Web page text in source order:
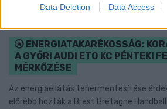
Data Deletion Data Access
ENERGIATAKARÉKOSSÁG:
A GYŐRI AUDI ETO KC PÉNTEKI
MÉRKŐZÉSE
Az energiaellátás tehermentesítése
előrébb hozták a Brest Bretagne